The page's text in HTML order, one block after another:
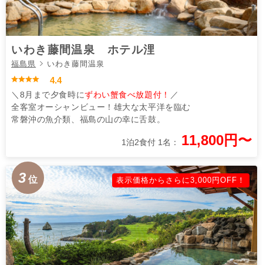
いわき藤間温泉 ホテル浬
福島県 いわき藤間温泉
4.4
＼8月まで夕食時にずわい蟹食べ放題付！ ／
全客室オーシャンビュー！雄大な太平洋を臨む
常磐沖の魚介類、福島の山の幸に舌鼓。
1泊2食付 1名： 11,800円〜
3 位 表示価格からさらに3,000円OFF！